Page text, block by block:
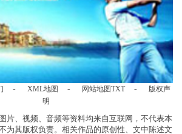
- XML地图 - 网站地图TXT -
版权声
明
片、视频、音频等资料均来自互联网，不代表本
为其版权负责。相关作品的原创性、文中陈述文